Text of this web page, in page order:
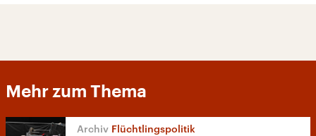
Mehr zum Thema
Flüchtlingspolitik